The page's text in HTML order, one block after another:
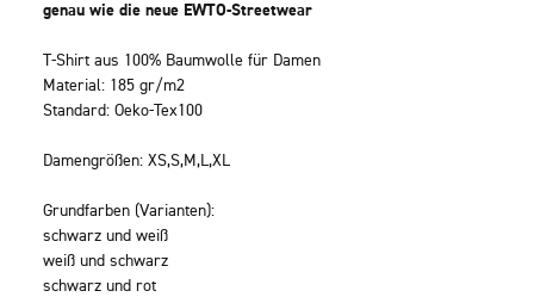
genau wie die neue EWTO-Streetwear
T-Shirt aus 100% Baumwolle für Damen
Material: 185 gr/m2
Standard: Oeko-Tex100
Damengrößen: XS,S,M,L,XL
Grundfarben (Varianten):
schwarz und weiß
weiß und schwarz
schwarz und rot